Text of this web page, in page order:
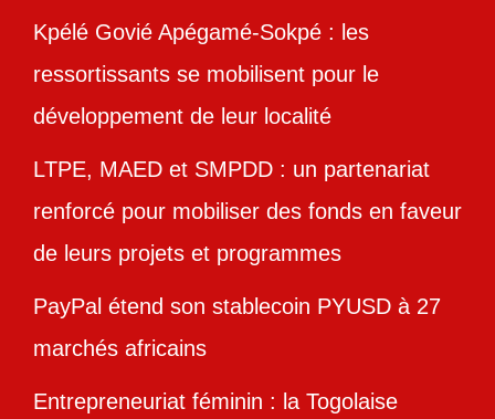
Kpélé Govié Apégamé-Sokpé : les
ressortissants se mobilisent pour le
développement de leur localité
LTPE, MAED et SMPDD : un partenariat
renforcé pour mobiliser des fonds en faveur
de leurs projets et programmes
PayPal étend son stablecoin PYUSD à 27
marchés africains
Entrepreneuriat féminin : la Togolaise